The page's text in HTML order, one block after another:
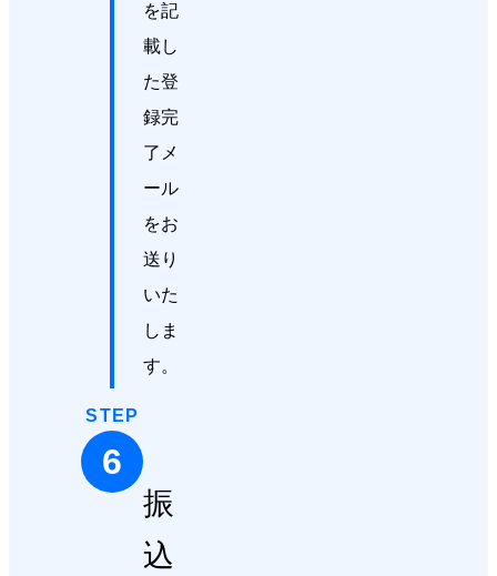
を記
載し
た登
録完
了メ
ール
をお
送り
いた
しま
す。
STEP
6
振
込